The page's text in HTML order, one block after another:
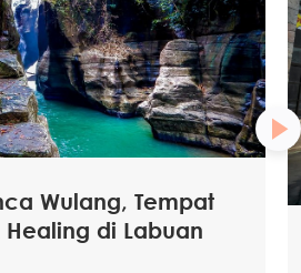
Wulang, Tempat
Healing di Labuan